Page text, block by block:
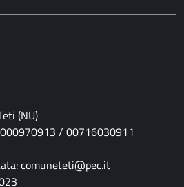
(NU)
/ 00716030911
comuneteti@pec.it